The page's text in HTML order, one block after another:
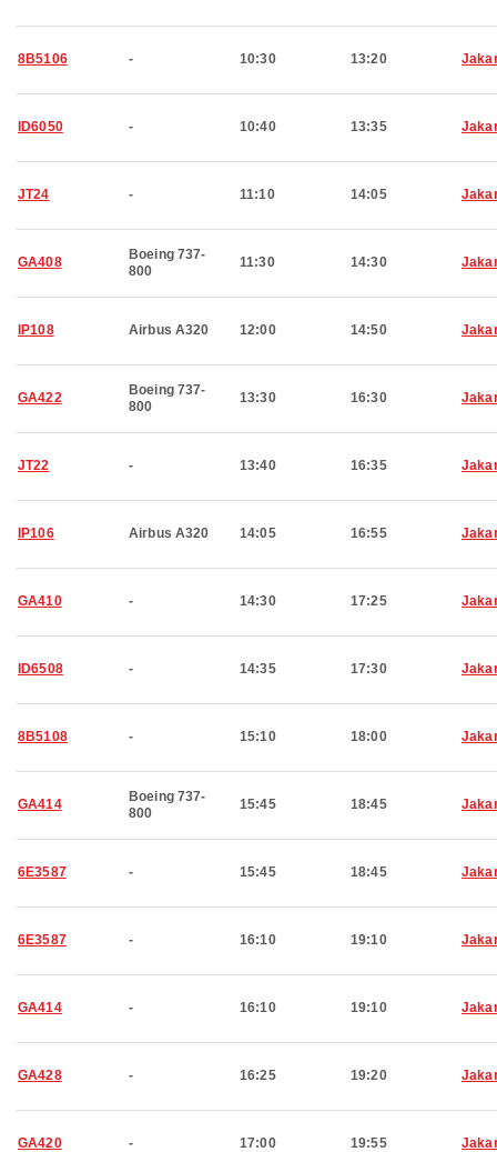
8B5106 - 10:30 13:20
ID6050 - 10:40 13:35
JT24 - 11:10 14:05
GA408
Boeing 737-
800
11:30 14:30
IP108 Airbus A320 12:00 14:50
GA422
Boeing 737-
800
13:30 16:30
JT22 - 13:40 16:35
IP106 Airbus A320 14:05 16:55
GA410 - 14:30 17:25
ID6508 - 14:35 17:30
8B5108 - 15:10 18:00
GA414
Boeing 737-
800
15:45 18:45
6E3587 - 15:45 18:45
6E3587 - 16:10 19:10
GA414 - 16:10 19:10
GA428 - 16:25 19:20
GA420 - 17:00 19:55